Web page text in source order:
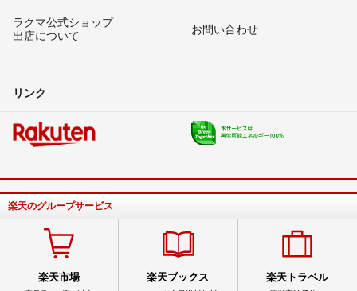
ラクマ公式ショップ
出店について
お問い合わせ
リンク
楽天のグループサービス
楽天市場 楽天ブックス 楽天トラベル